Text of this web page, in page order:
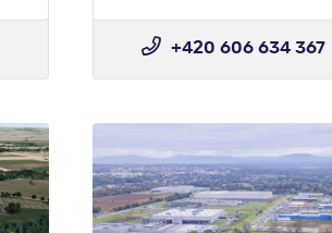
+420 606 634 367